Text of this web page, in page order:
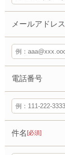
メールアドレス
電話番号
件名[必須]